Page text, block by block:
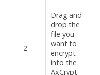
2
Drag and
drop the
file you
want to
encrypt
into the
AxCrypt